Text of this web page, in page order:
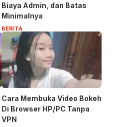
Biaya Admin, dan Batas
Minimalnya
BERITA
Cara Membuka Video Bokeh
Di Browser HP/PC Tanpa
VPN